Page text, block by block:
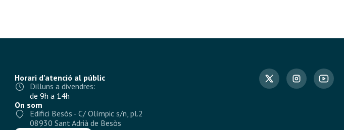
Horari d’atenció al públic
Dilluns a divendres:
de 9h a 14h
On som
Edifici Besòs - C/ Olímpic s/n, pl.2
08930 Sant Adrià de Besòs